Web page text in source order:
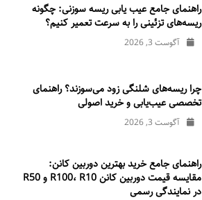
راهنمای جامع عیب یابی ریسه سوزنی: چگونه
ریسه‌های تزئینی را به سرعت تعمیر کنیم؟
آگوست 3, 2026
چرا ریسه‌های شلنگی زود می‌سوزند؟ راهنمای
تخصصی عیب‌یابی و خرید اصولی
آگوست 3, 2026
راهنمای جامع خرید بهترین دوربین کانن:
مقایسه قیمت دوربین کانن R100، R10 و R50
در نمایندگی رسمی